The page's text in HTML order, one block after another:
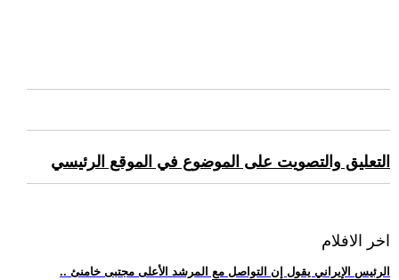
التعليق والتصويت على الموضوع في الموقع الرئيسي
اخر الافلام
.. الرئيس الإيراني يقول إن التواصل مع المرشد الأعلى مجتبى خامنئ